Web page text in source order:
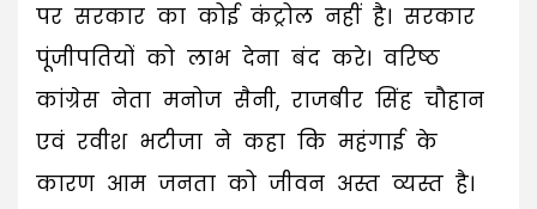
पर सरकार का कोई कंट्रोल नहीं है। सरकार
पूंजीपतियों को लाभ देना बंद करे। वरिष्ठ
कांग्रेस नेता मनोज सैनी, राजबीर सिंह चौहान
एवं रवीश भटीजा ने कहा कि महंगाई के
कारण आम जनता को जीवन अस्त व्यस्त है।